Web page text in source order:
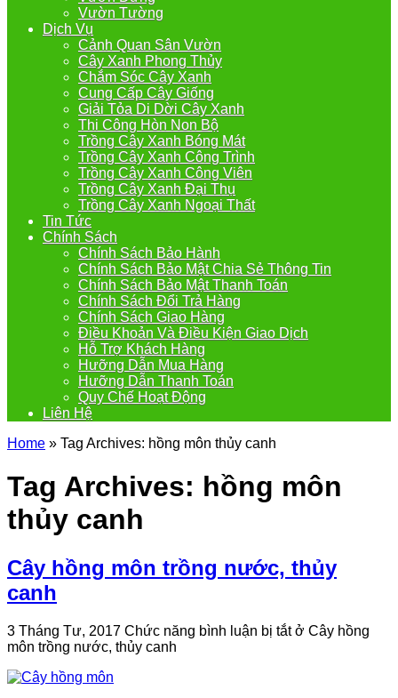
Vườn Tường
Dịch Vụ
Cảnh Quan Sân Vườn
Cây Xanh Phong Thủy
Chắm Sóc Cây Xanh
Cung Cấp Cây Giống
Giải Tỏa Di Dời Cây Xanh
Thi Công Hòn Non Bộ
Trồng Cây Xanh Bóng Mát
Trồng Cây Xanh Công Trình
Trồng Cây Xanh Công Viên
Trồng Cây Xanh Đại Thụ
Trồng Cây Xanh Ngoại Thất
Tin Tức
Chính Sách
Chính Sách Bảo Hành
Chính Sách Bảo Mật Chia Sẻ Thông Tin
Chính Sách Bảo Mật Thanh Toán
Chính Sách Đổi Trả Hàng
Chính Sách Giao Hàng
Điều Khoản Và Điều Kiện Giao Dịch
Hỗ Trợ Khách Hàng
Hưỡng Dẫn Mua Hàng
Hưỡng Dẫn Thanh Toán
Quy Chế Hoạt Động
Liên Hệ
Home » Tag Archives: hồng môn thủy canh
Tag Archives: hồng môn
thủy canh
Cây hồng môn trồng nước, thủy
canh
3 Tháng Tư, 2017 Chức năng bình luận bị tắtở Cây hồng
môn trồng nước, thủy canh